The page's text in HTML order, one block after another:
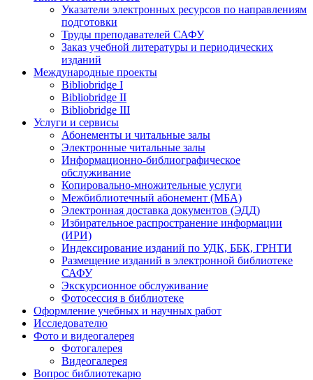
Указатели электронных ресурсов по направлениям
подготовки
Труды преподавателей САФУ
Заказ учебной литературы и периодических
изданий
Международные проекты
Bibliobridge I
Bibliobridge II
Bibliobridge III
Услуги и сервисы
Абонементы и читальные залы
Электронные читальные залы
Информационно-библиографическое
обслуживание
Копировально-множительные услуги
Межбиблиотечный абонемент (МБА)
Электронная доставка документов (ЭДД)
Избирательное распространение информации
(ИРИ)
Индексирование изданий по УДК, ББК, ГРНТИ
Размещение изданий в электронной библиотеке
САФУ
Экскурсионное обслуживание
Фотосессия в библиотеке
Оформление учебных и научных работ
Исследователю
Фото и видеогалерея
Фотогалерея
Видеогалерея
Вопрос библиотекарю